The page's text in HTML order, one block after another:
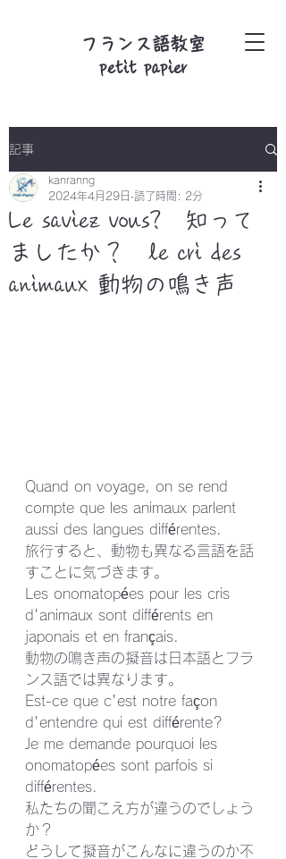
フランス語教室
petit papier
記事
Le saviez vous? 知って
ましたか？ le cri des
animaux 動物の鳴き声
kanranng
2024年4月29日 読了時間: 2分
Quand on voyage, on se rend
compte que les animaux parlent
aussi des langues différentes.
旅行すると、動物も異なる言語を話
すことに気づきます。
Les onomatopées pour les cris
d'animaux sont différents en
japonais et en français.
動物の鳴き声の擬音は日本語とフラ
ンス語では異なります。
Est-ce que c'est notre façon
d'entendre qui est différente?
Je me demande pourquoi les
onomatopées sont parfois si
différentes.
私たちの聞こえ方が違うのでしょう
か？
どうして擬音がこんなに違うのか不